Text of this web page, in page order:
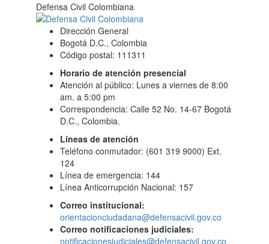
Defensa Civil Colombiana
Dirección General
Bogotá D.C., Colombia
Código postal: 111311
Horario de atención presencial
Atención al público: Lunes a viernes de 8:00
am. a 5:00 pm
Correspondencia: Calle 52 No. 14-67 Bogotá
D.C., Colombia.
Líneas de atención
Teléfono conmutador: (601 319 9000) Ext.
124
Línea de emergencia: 144
Línea Anticorrupción Nacional: 157
Correo institucional:
orientacionciudadana@defensacivil.gov.co
Correo notificaciones judiciales:
notificacionesjudiciales@defensacivil.gov.co